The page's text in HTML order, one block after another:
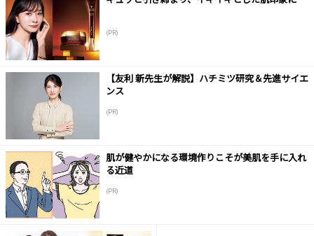
(PR)
【友利 新先生が解説】ハチミツ研究＆先進サイエ
ンス
(PR)
肌が健やかになる環境作りこそが美肌を手に入れ
る近道
(PR)